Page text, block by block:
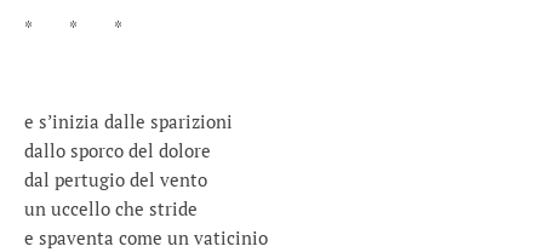
* * *
e s’inizia dalle sparizioni
dallo sporco del dolore
dal pertugio del vento
un uccello che stride
e spaventa come un vaticinio